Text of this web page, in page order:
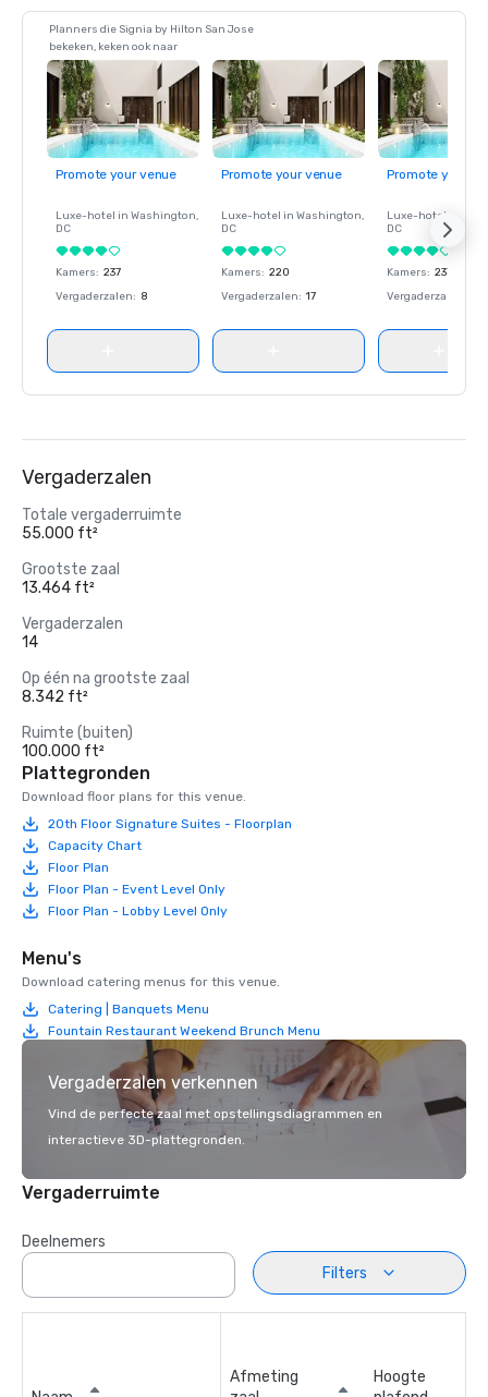
Planners die Signia by Hilton San Jose
bekeken, keken ook naar
Promote your venue
Luxe-hotel in Washington,
DC
Kamers: 237
Vergaderzalen: 8
Promote your venue
Luxe-hotel in Washington,
DC
Kamers: 220
Vergaderzalen: 17
Promote your
Luxe-hotel in
DC
Kamers: 237
Vergaderzalen
Vergaderzalen
Totale vergaderruimte
55.000 ft²
Grootste zaal
13.464 ft²
Vergaderzalen
14
Op één na grootste zaal
8.342 ft²
Ruimte (buiten)
100.000 ft²
Plattegronden
Download floor plans for this venue.
20th Floor Signature Suites - Floorplan
Capacity Chart
Floor Plan
Floor Plan - Event Level Only
Floor Plan - Lobby Level Only
Menu's
Download catering menus for this venue.
Catering | Banquets Menu
Fountain Restaurant Weekend Brunch Menu
Vergaderzalen verkennen
Vind de perfecte zaal met opstellingsdiagrammen en
interactieve 3D-plattegronden.
Vergaderruimte
Deelnemers
Filters
Afmeting
Hoogte